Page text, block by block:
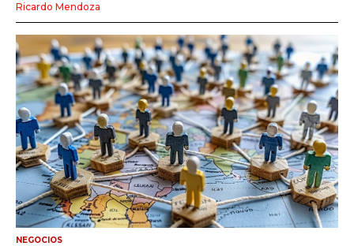
Ricardo Mendoza
NEGOCIOS